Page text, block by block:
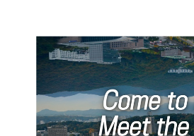
한국외국어대학
(국